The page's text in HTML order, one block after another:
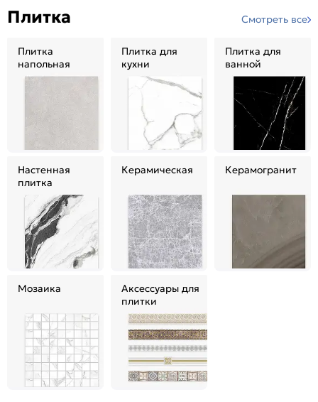
Плитка Смотреть все
Плитка
напольная
Плитка для
кухни
Плитка для
ванной
Настенная
плитка
Керамическая Керамогранит
Мозаика
Аксессуары для
плитки